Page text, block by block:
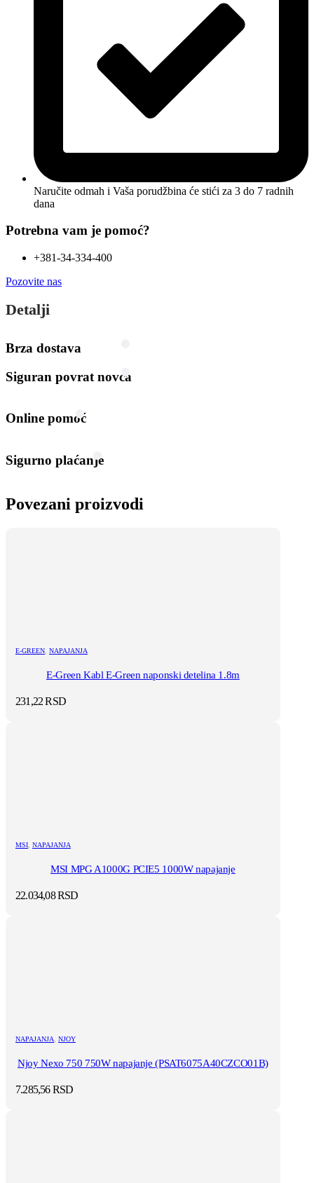
Naručite odmah i Vaša porudžbina će stići za 3 do 7 radnih
dana
Potrebna vam je pomoć?
+381-34-334-400
Pozovite nas
Detalji
Brza dostava
Siguran povrat novca
Online pomoć
Sigurno plaćanje
Povezani proizvodi
E-GREEN NAPAJANJA
E-Green Kabl E-Green naponski detelina 1.8m
231,22RSD
MSI NAPAJANJA
MSI MPG A1000G PCIE5 1000W napajanje
22.034,08RSD
NAPAJANJA NJOY
Njoy Nexo 750 750W napajanje (PSAT6075A40CZCO01B)
7.285,56RSD